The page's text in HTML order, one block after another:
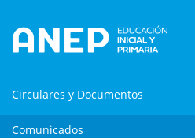
Circulares y Documentos
Comunicados